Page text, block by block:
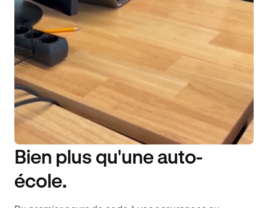
DISPONIBILITÉ 6J/7
Bien plus qu'une auto-
école.